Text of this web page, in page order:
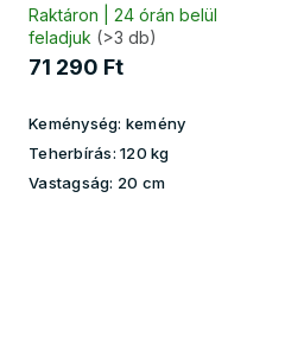
Raktáron | 24 órán belül
feladjuk (>3 db)
71 290 Ft
Keménység: kemény
Teherbírás: 120 kg
Vastagság: 20 cm